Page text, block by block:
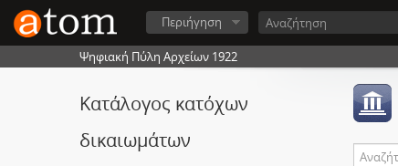
Περιήγηση
Ψηφιακή Πύλη Αρχείων 1922
Κατάλογος κατόχων
δικαιωμάτων